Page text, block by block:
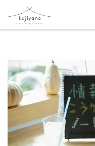
コンテンツへスキップ